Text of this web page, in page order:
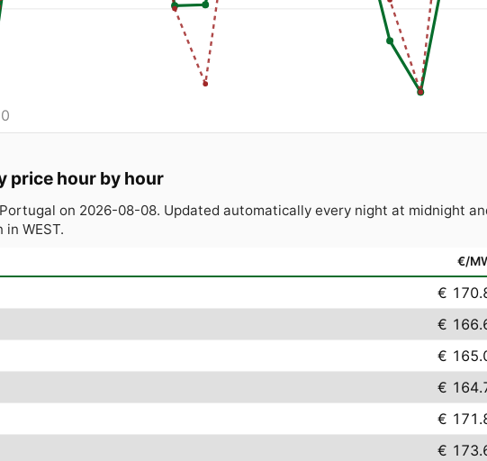
price hour by hour
on 2026-08-08. Updated automatically every night at midnight
WEST.
€/
€
€
€
€
€
€